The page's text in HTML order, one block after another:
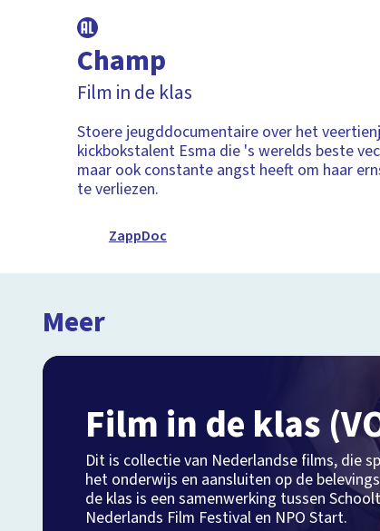
Champ
Film in de klas
Stoere jeugddocumentaire over het
kickbokstalent Esma die 's werelds beste
maar ook constante angst heeft om haar
te verliezen.
ZappDoc
Meer
Film in de klas
Dit is collectie van Nederlandse films, die
het onderwijs en aansluiten op de
de klas is een samenwerking tussen
Nederlands Film Festival en NPO Start.